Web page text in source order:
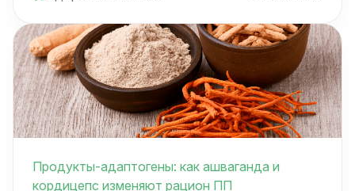
Продукты-адаптогены: как ашваганда и
кордицепс изменяют рацион ПП